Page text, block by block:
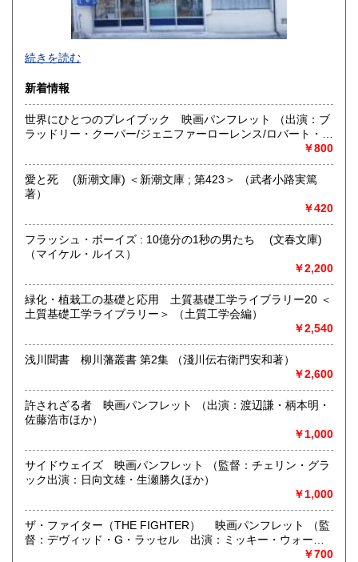
880円 鹿児島県
「代金引換」の場合、送料と別に代引き手数料がかかる事を
ご理解ください。
一言「代引き希望」とメッセージをください。
また、海外発送も行っておりません。ご理解ください。
【仕入事業者の方へ】
仕入事業者の方はご注意下さい。
「歴史」（日本史〜文化風俗史〜性の歴史など）、「画集・
写真集」「刀剣・根付の本」「武道・格技」「裏社会」「サ
ブカルチャー」「奇書」[文化史」など色々扱っています。
ホームページ：https://kosho-taiyo.com/
沿線名：北九州市モノレール
最寄駅：モノレール徳力公団前駅
営業時間：昼12時〜夜7時
書籍の買取について
買い取りの相談も受け付けています。
大体の冊数、本の種類、状態などをお知らせください。
特に、「刀剣・根付」の本、「歴史」(文化風俗史、性の歴史
など)、刀剣・根付の本、武道・格闘技、裏社会、サブカルチ
方は、大歓迎です。
まずは、気軽にご連絡ください。
取り扱い分野
哲学宗教、歴史、自然科学、趣味、サブカルチャー、古書一
般（その他）
続きを読む
新着情報
世界にひとつのプレイブック 映画パンフレット （出演：ブ
ラッドリー・クーパー/ジェニファーローレンス/ロバート・
￥800
愛と死 (新潮文庫) ＜新潮文庫 ; 第423＞ （武者小路実篤
著）
￥420
フラッシュ・ボーイズ : 10億分の1秒の男たち (文春文庫)
（マイケル・ルイス）
￥2,200
緑化・植栽工の基礎と応用 土質基礎工学ライブラリー20 ＜
土質基礎工学ライブラリー＞ （土質工学会編）
￥2,540
浅川聞書 柳川藩叢書 第2集 （淺川伝右衛門安和著）
￥2,600
許されざる者 映画パンフレット （出演：渡辺謙・柄本明・
佐藤浩市ほか）
￥1,000
サイドウェイズ 映画パンフレット （監督：チェリン・グラ
ック出演：日向文雄・生瀬勝久ほか）
￥1,000
ザ・ファイター（THE FIGHTER） 映画パンフレット （監
督：デヴィッド・G・ラッセル 出演：ミッキー・ウォー
￥700